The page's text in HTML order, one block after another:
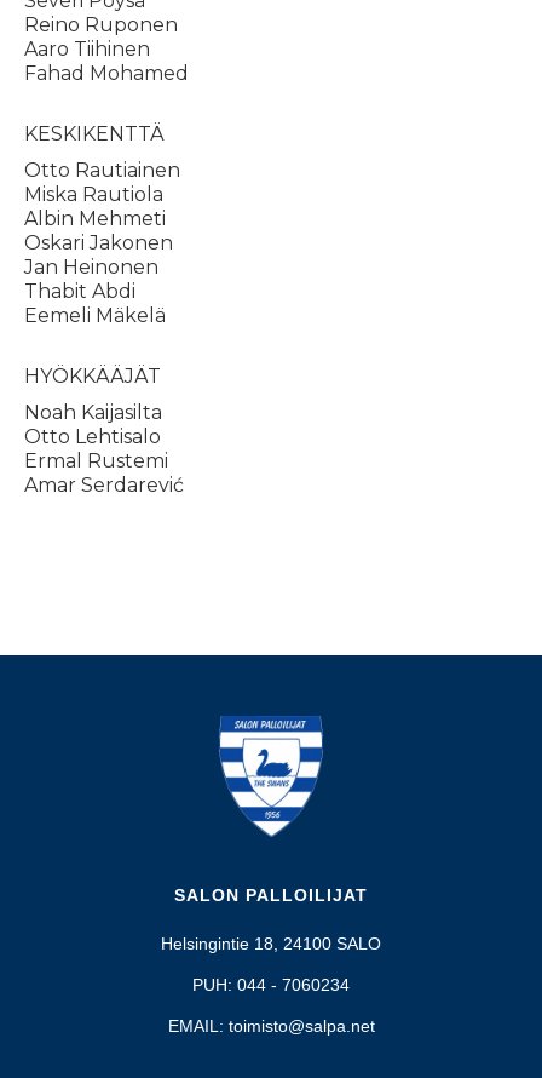
Reino Ruponen
Aaro Tiihinen
Fahad Mohamed
KESKIKENTTÄ
Otto Rautiainen
Miska Rautiola
Albin Mehmeti
Oskari Jakonen
Jan Heinonen
Thabit Abdi
Eemeli Mäkelä
HYÖKKÄÄJÄT
Noah Kaijasilta
Otto Lehtisalo
Ermal Rustemi
Amar Serdarević
SALON PALLOILIJAT
Helsingintie 18, 24100 SALO
PUH: 044 - 7060234
EMAIL: toimisto@salpa.net